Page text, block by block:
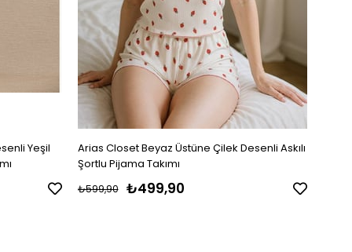
Yeşil
Arias Closet Beyaz Üstüne Çilek Desenli Askılı
Şortlu Pijama Takımı
₺499,90
₺599,90